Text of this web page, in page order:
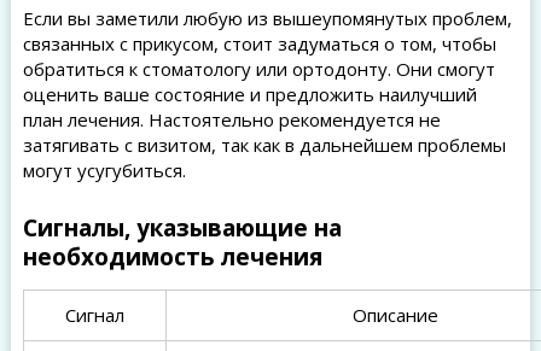
Если вы заметили любую из вышеупомянутых проблем,
связанных с прикусом, стоит задуматься о том, чтобы
обратиться к стоматологу или ортодонту. Они смогут
оценить ваше состояние и предложить наилучший
план лечения. Настоятельно рекомендуется не
затягивать с визитом, так как в дальнейшем проблемы
могут усугубиться.
Сигналы, указывающие на
необходимость лечения
Сигнал Описание